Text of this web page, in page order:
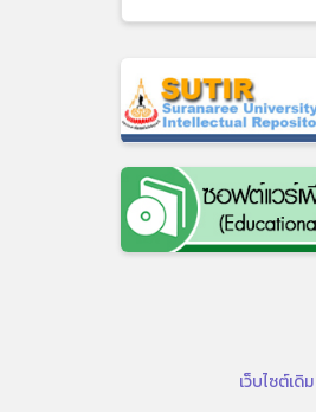
เว็บไซต์เดิม